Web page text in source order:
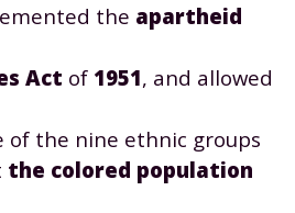
the apartheid
Act of 1951, and allowed
of the nine ethnic groups
the colored population
24h
!
scolaire